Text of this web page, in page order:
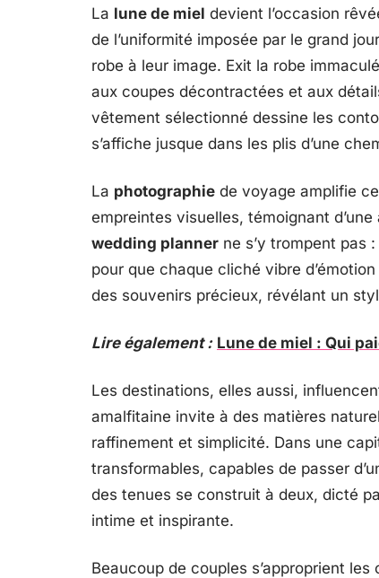
La lune de miel devient l’occasion
de l’uniformité imposée par le grand
robe à leur image. Exit la robe
aux coupes décontractées et aux
vêtement sélectionné dessine les
s’affiche jusque dans les plis d’une
La photographie de voyage amplifie
empreintes visuelles, témoignant
wedding planner ne s’y trompent pas
pour que chaque cliché vibre
des souvenirs précieux, révélant un
Lire également : Lune de miel : Qui
Les destinations, elles aussi,
amalfitaine invite à des matières
raffinement et simplicité. Dans une
transformables, capables de passer
des tenues se construit à deux, dicté
intime et inspirante.
Beaucoup de couples s’approprient